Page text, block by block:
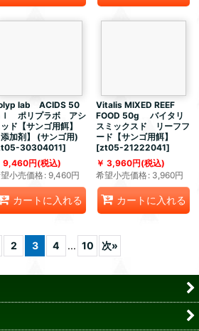
lab ACIDS 50
ｌ ポリプラボ アシ
ド【サンゴ用餌】
添加剤】 (サンゴ用)
30304011]
9,460円(税込)
小売価格: 9,460円
カートに入れる
Vitalis MIXED REEF
FOOD 50g バイタリ
スミックスド リーフフ
ード【サンゴ用餌】
[zt05-21222041]
3,960円(税込)
希望小売価格: 3,960円
カートに入れる
2 3 4 ... 10 次»